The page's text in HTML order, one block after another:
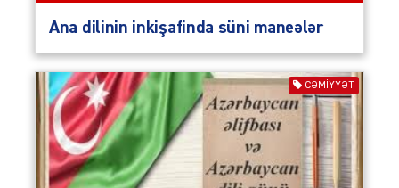
Ana dilinin inkişafinda süni maneələr
CƏMIYYƏT